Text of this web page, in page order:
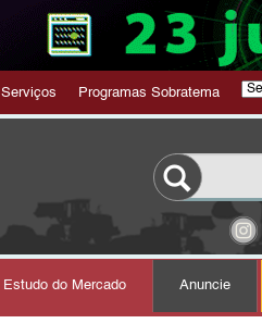
Serviços Programas Sobratema
Estudo do Mercado Anuncie